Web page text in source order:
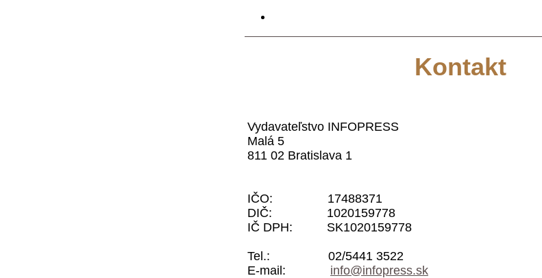
Kontakt
Vydavateľstvo INFOPRESS
Malá 5
811 02 Bratislava 1
IČO: 17488371
DIČ: 1020159778
IČ DPH: SK1020159778
Tel.: 02/5441 3522
E-mail: info@infopress.sk